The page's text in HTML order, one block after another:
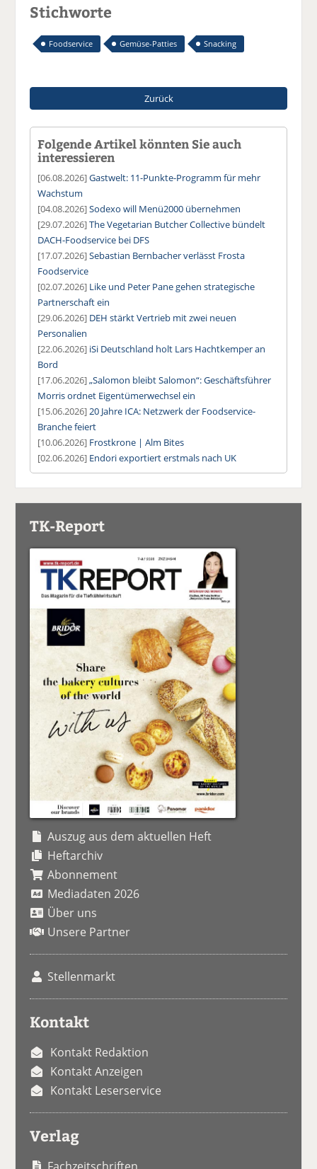
Stichworte
Foodservice Gemüse-Patties Snacking
Zurück
Folgende Artikel könnten Sie auch
interessieren
[06.08.2026]Gastwelt: 11-Punkte-Programm für mehr
Wachstum
[04.08.2026]Sodexo will Menü2000 übernehmen
[29.07.2026]The Vegetarian Butcher Collective bündelt
DACH-Foodservice bei DFS
[17.07.2026]Sebastian Bernbacher verlässt Frosta
Foodservice
[02.07.2026] Like und Peter Pane gehen strategische
Partnerschaft ein
[29.06.2026] DEH stärkt Vertrieb mit zwei neuen
Personalien
[22.06.2026] iSi Deutschland holt Lars Hachtkemper an
Bord
[17.06.2026]„Salomon bleibt Salomon“: Geschäftsführer
Morris ordnet Eigentümerwechsel ein
[15.06.2026]20 Jahre ICA: Netzwerk der Foodservice-
Branche feiert
[10.06.2026] Frostkrone | Alm Bites
[02.06.2026] Endori exportiert erstmals nach UK
TK-Report
Auszug aus dem aktuellen Heft
Heftarchiv
Abonnement
Mediadaten 2026
Über uns
Unsere Partner
Stellenmarkt
Kontakt
Kontakt Redaktion
Kontakt Anzeigen
Kontakt Leserservice
Verlag
Fachzeitschriften